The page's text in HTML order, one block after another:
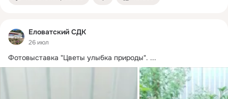
Еловатский СДК
26 июл
Фотовыставка "Цветы улыбка природы". ...